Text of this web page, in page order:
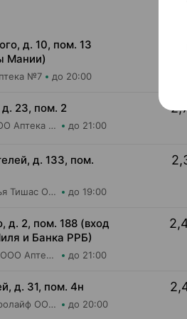
д. 10, пом. 13
Мании)
№7 до 20:00
23, пом. 2
Флора Фарм ООО Аптека №21 до 21:00
д. 133, пом.
Рецепт здоровья Тишас ОДО Аптека №22 до 19:00
д. 2, пом. 188 (вход
и Банка РРБ)
SAVA Фармико ООО Аптека №21 до 21:00
д. 31, пом. 4н
Медпростор Пролайф ООО Салон медтехники и ортопедии №51 до 20:00